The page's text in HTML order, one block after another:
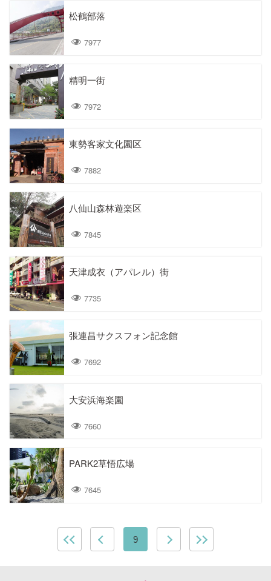
松鶴部落
7977
精明一街
7972
東勢客家文化園区
7882
八仙山森林遊楽区
7845
天津成衣（アパレル）街
7735
張連昌サクスフォン記念館
7692
大安浜海楽園
7660
PARK2草悟広場
7645
9